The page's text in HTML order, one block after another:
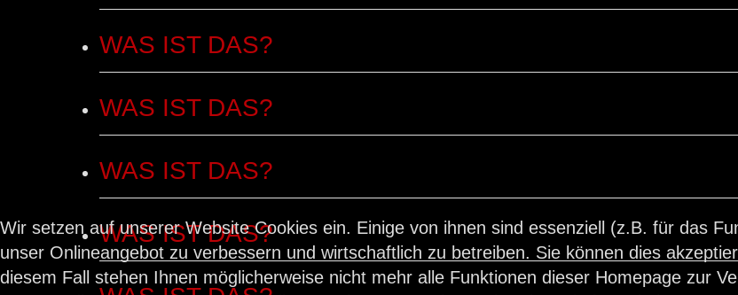
WAS IST DAS?
WAS IST DAS?
WAS IST DAS?
WAS IST DAS?
Wir setzen auf unserer Website Cookies ein. Einige von ihnen sind essenziell (z.B. für das
unser Onlineangebot zu verbessern und wirtschaftlich zu betreiben. Sie können dies
diesem Fall stehen Ihnen möglicherweise nicht mehr alle Funktionen dieser Homepage zur